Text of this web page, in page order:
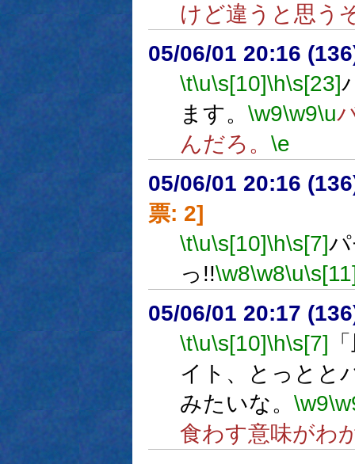
けど違うと思う
05/06/01 20:16
\t\u\s[10]\h\s[23]
ます。 \w9\w9\u
んだろ。 \e
05/06/01 20:16
票: 2]
\t\u\s[10]\h\s[7]
っ!!\w8\w8\u
05/06/01 20:17
\t\u\s[10]\h\s[7]
イト、とっとと
みたいな。 \w9
食わす意味がわ